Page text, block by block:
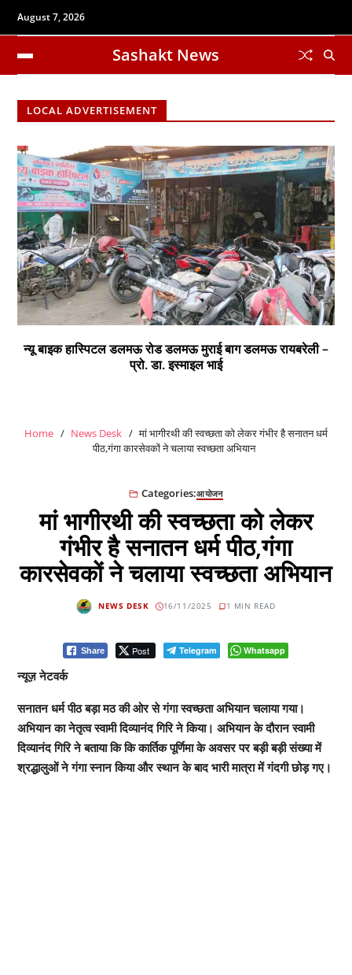
August 7, 2026
Sashakt News
LOCAL ADVERTISEMENT
न्यू बाइक हास्पिटल डलमऊ रोड डलमऊ मुराई बाग डलमऊ रायबरेली –
प्रो. डा. इस्माइल भाई
Home News Desk
मां भागीरथी की स्वच्छता को लेकर गंभीर है सनातन धर्म
पीठ,गंगा कारसेवकों ने चलाया स्वच्छता अभियान
Categories:आयोजन
मां भागीरथी की स्वच्छता को लेकर
गंभीर है सनातन धर्म पीठ,गंगा
कारसेवकों ने चलाया स्वच्छता अभियान
NEWS DESK 16/11/2025 1 MIN READ
Share Post Telegram Whatsapp
न्यूज़ नेटवर्क
सनातन धर्म पीठ बड़ा मठ की ओर से गंगा स्वच्छता अभियान चलाया गया।
अभियान का नेतृत्व स्वामी दिव्यानंद गिरि ने किया। अभियान के दौरान स्वामी
दिव्यानंद गिरि ने बताया कि कि कार्तिक पूर्णिमा के अवसर पर बड़ी बड़ी संख्या में
श्रद्धालुओं ने गंगा स्नान किया और स्थान के बाद भारी मात्रा में गंदगी छोड़ गए।